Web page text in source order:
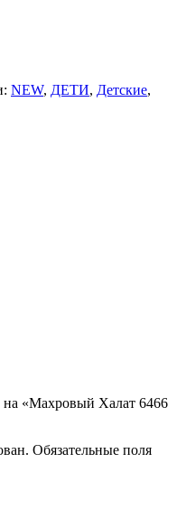
NEW, ДЕТИ, Детские,
на «Махровый Халат 6466
Обязательные поля